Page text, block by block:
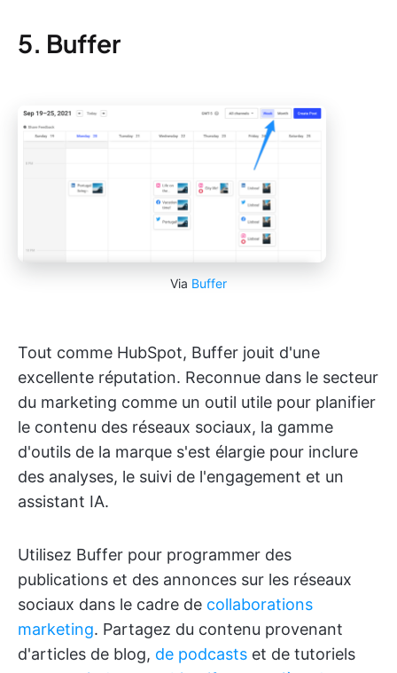
5. Buffer
Via Buffer
Tout comme HubSpot, Buffer jouit d'une
excellente réputation. Reconnue dans le secteur
du marketing comme un outil utile pour planifier
le contenu des réseaux sociaux, la gamme
d'outils de la marque s'est élargie pour inclure
des analyses, le suivi de l'engagement et un
assistant IA.
Utilisez Buffer pour programmer des
publications et des annonces sur les réseaux
sociaux dans le cadre de collaborations
marketing. Partagez du contenu provenant
d'articles de blog, de podcasts et de tutoriels